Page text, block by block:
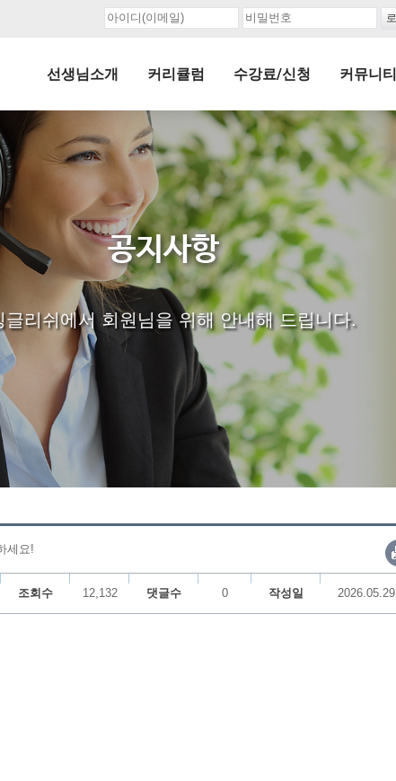
선생님소개 커리큘럼 수강료/신청 커뮤니티
공지사항
글리쉬에서 회원님을 위해 안내해 드립니다.
세요!
조회수 12,132 댓글수 0 작성일 2026.05.29